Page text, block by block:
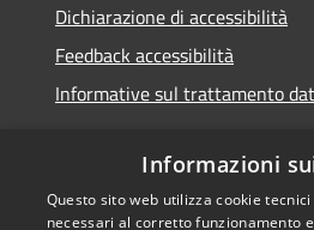
Dichiarazione di accessibilità
Feedback accessibilità
Informative sul trattamento
RSS
Informazioni
Questo sito web utilizza cookie
necessari al corretto funzionamento